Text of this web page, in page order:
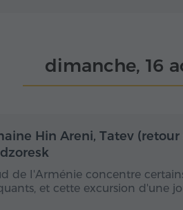
dimanche, 16
Toute la journée
Hin Areni, Tatev
de l'Arménie concentre
et cette excursion d'une